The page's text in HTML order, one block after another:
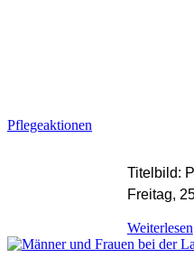
Pflegeaktionen
Titelbild:
Freitag,
Weiterlesen